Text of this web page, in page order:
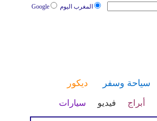
المغرب اليوم Google
سياحة وسفر ديكور
أبراج فيديو سيارات